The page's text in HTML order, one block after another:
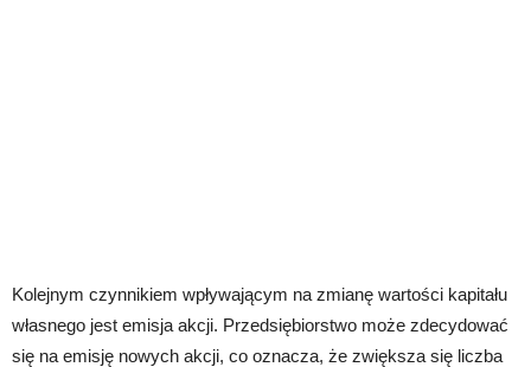
Kolejnym czynnikiem wpływającym na zmianę wartości kapitału
własnego jest emisja akcji. Przedsiębiorstwo może zdecydować
się na emisję nowych akcji, co oznacza, że zwiększa się liczba